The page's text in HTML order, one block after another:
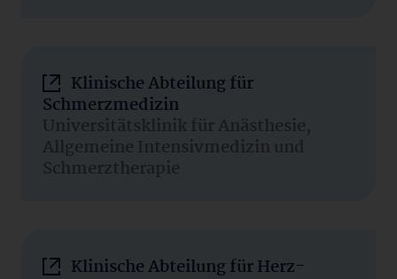
Klinische Abteilung für
Schmerzmedizin
Universitätsklinik für Anästhesie,
Allgemeine Intensivmedizin und
Schmerztherapie
Klinische Abteilung für Herz-